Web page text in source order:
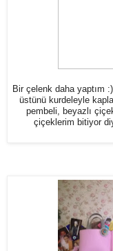
Bir çelenk daha yaptım
üstünü kurdeleyle
pembeli, beyazlı
çiçeklerim bitiyor